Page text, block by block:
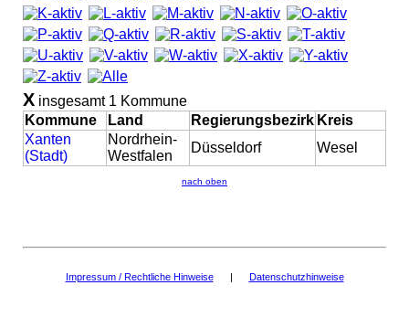
X insgesamt 1 Kommune
Kommune
Land Regierungsbezirk Kreis
Xanten
(Stadt)
Nordrhein-
Westfalen
Düsseldorf Wesel
nach oben
Impressum / Rechtliche Hinweise| Datenschutzhinweise